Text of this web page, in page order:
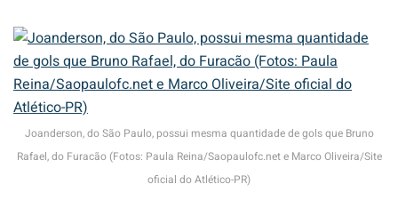
Joanderson, do São Paulo, possui mesma quantidade de gols que Bruno
Rafael, do Furacão (Fotos: Paula Reina/Saopaulofc.net e Marco Oliveira/Site
oficial do Atlético-PR)